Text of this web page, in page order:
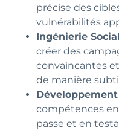
précise des
vulnérabilités
Ingénierie
créer des
convaincantes
de manière
Développement
compétences
passe et en